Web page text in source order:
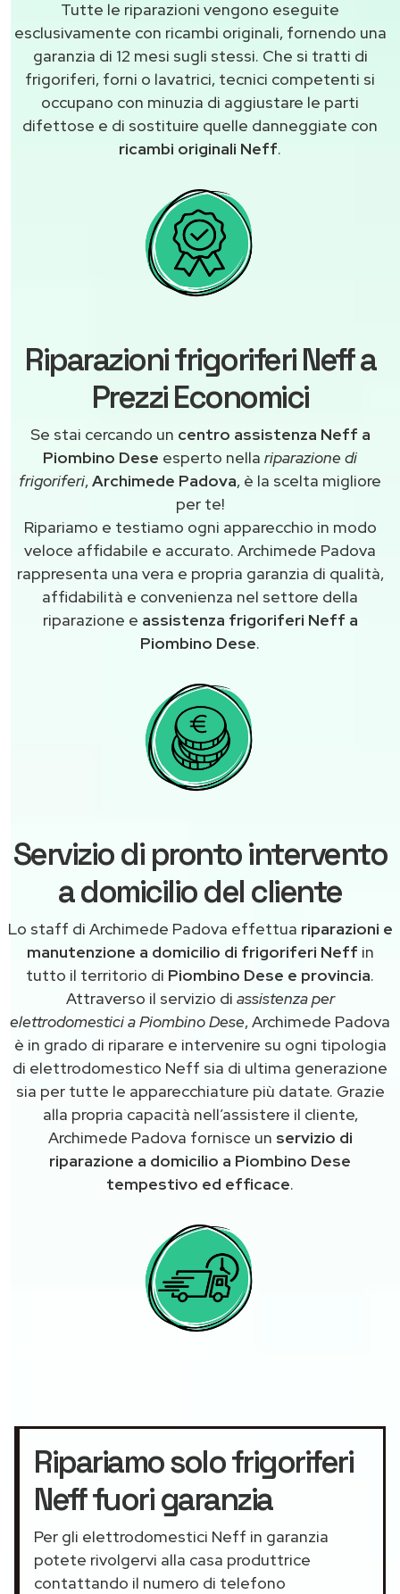
Tutte le riparazioni vengono eseguite
esclusivamente con ricambi originali, fornendo una
garanzia di 12 mesi sugli stessi. Che si tratti di
frigoriferi, forni o lavatrici, tecnici competenti si
occupano con minuzia di aggiustare le parti
difettose e di sostituire quelle danneggiate con
ricambi originali Neff.
Riparazioni frigoriferi Neff a
Prezzi Economici
Se stai cercando un centro assistenza Neff a
Piombino Dese esperto nella riparazione di
frigoriferi,Archimede Padova, è la scelta migliore
per te!
Ripariamo e testiamo ogni apparecchio in modo
veloce affidabile e accurato. Archimede Padova
rappresenta una vera e propria garanzia di qualità,
affidabilità e convenienza nel settore della
riparazione e assistenza frigoriferi Neff a
Piombino Dese.
Servizio di pronto intervento
a domicilio del cliente
Lo staff di Archimede Padova effettua riparazioni e
manutenzione a domicilio di frigoriferi Neff in
tutto il territorio di Piombino Dese e provincia.
Attraverso il servizio di assistenza per
elettrodomestici a Piombino Dese, Archimede Padova
è in grado di riparare e intervenire su ogni tipologia
di elettrodomestico Neff sia di ultima generazione
sia per tutte le apparecchiature più datate. Grazie
alla propria capacità nell’assistere il cliente,
Archimede Padova fornisce un servizio di
riparazione a domicilio a Piombino Dese
tempestivo ed efficace.
Ripariamo solo frigoriferi
Neff fuori garanzia
Per gli elettrodomestici Neff in garanzia
potete rivolgervi alla casa produttrice
contattando il numero di telefono